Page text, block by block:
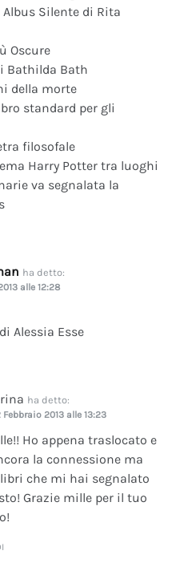
Silente di Rita
Oscure
Bathilda Bath
della morte
standard per gli
filosofale
Harry Potter tra luoghi
va segnalata la
ha detto:
alle 12:28
Alessia Esse
ha detto:
Febbraio 2013 alle 13:23
Ho appena traslocato e
la connessione ma
che mi hai segnalato
Grazie mille per il tuo